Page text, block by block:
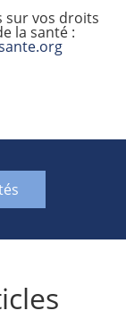
sur vos droits
la santé :